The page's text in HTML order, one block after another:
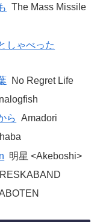
The Mass Missile
しゃべった
No Regret Life
ら Amadori
明星 <Akeboshi>